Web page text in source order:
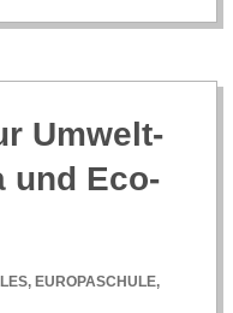
Umwelt­
und Eco-
, EUROPASCHULE,